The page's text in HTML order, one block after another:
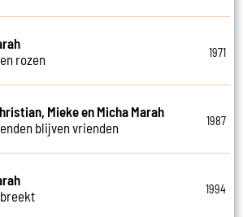
rozen
1971
Mieke en Micha Marah
blijven vrienden
1987
1994